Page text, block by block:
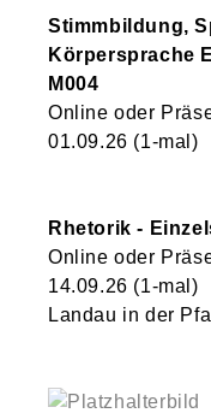
Stimmbildung,
Körpersprache
M004
Online oder
01.09.26 (1-mal)
Rhetorik -
Online oder
14.09.26 (1-mal)
Landau in der